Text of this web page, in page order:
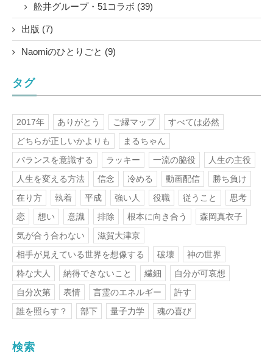
舩井グループ・51コラボ (39)
出版 (7)
Naomiのひとりごと (9)
タグ
2017年 ありがとう ご縁マップ
すべては必然
どちらが正しいかよりも
まるちゃん
バランスを意識する
ラッキー 一流の脇役
人生の主役
人生を変える方法
信念 冷める 動画配信
勝ち負け
在り方
執着 平成 強い人 役職 従うこと
思考
恋
想い 意識 排除 根本に向き合う
森岡真衣子
気が合う合わない
滋賀大津京
相手が見えている世界を想像する
破壊
神の世界
粋な大人
納得できないこと 繊細
自分が可哀想
自分次第
表情 言霊のエネルギー
許す
誰を照らす？
部下 量子力学 魂の喜び
検索